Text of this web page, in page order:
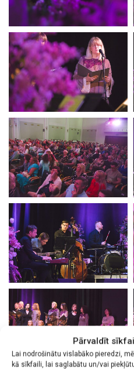
Pārvaldīt
Lai nodrošinātu vislabāko pieredzi,
kā sīkfaili, lai saglabātu un/vai